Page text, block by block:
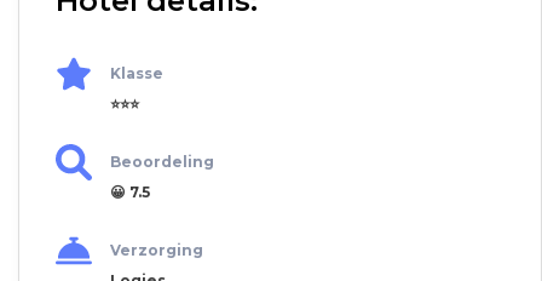
Klasse
⭐⭐⭐
Beoordeling
😀 7.5
Verzorging